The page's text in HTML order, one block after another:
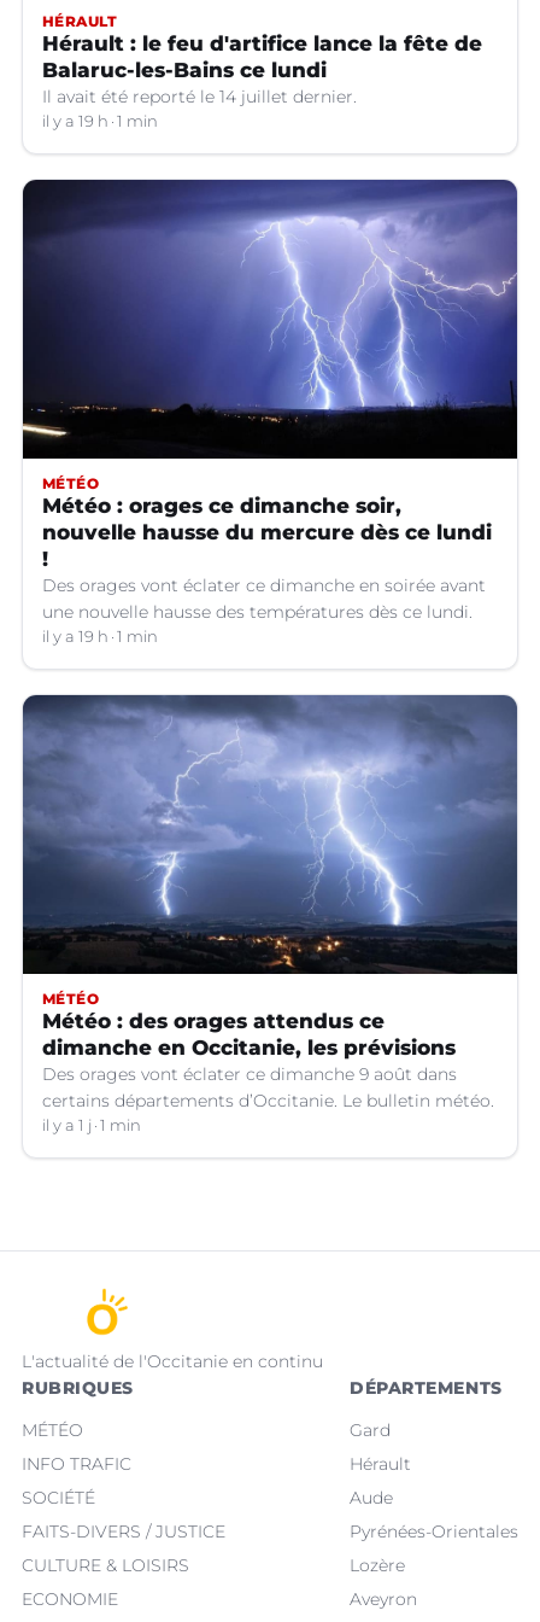
HÉRAULT
Hérault : le feu d'artifice lance la fête de
Balaruc-les-Bains ce lundi
Il avait été reporté le 14 juillet dernier.
il y a 19 h 1 min
MÉTÉO
Météo : orages ce dimanche soir,
nouvelle hausse du mercure dès ce lundi
!
Des orages vont éclater ce dimanche en soirée avant
une nouvelle hausse des températures dès ce lundi.
il y a 19 h 1 min
MÉTÉO
Météo : des orages attendus ce
dimanche en Occitanie, les prévisions
Des orages vont éclater ce dimanche 9 août dans
certains départements d’Occitanie. Le bulletin météo.
il y a 1 j 1 min
L'actualité de l'Occitanie en continu
RUBRIQUES
MÉTÉO
INFO TRAFIC
SOCIÉTÉ
FAITS-DIVERS / JUSTICE
CULTURE & LOISIRS
ECONOMIE
DÉPARTEMENTS
Gard
Hérault
Aude
Pyrénées-Orientales
Lozère
Aveyron